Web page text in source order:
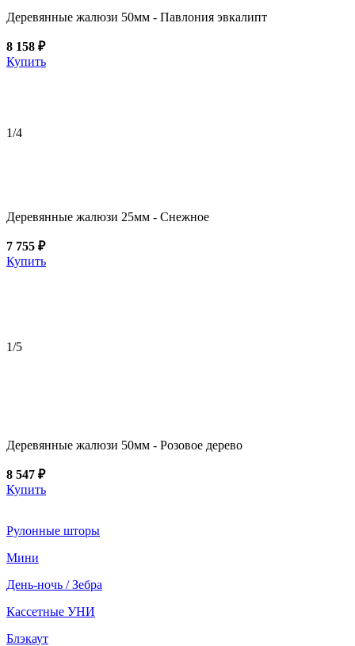
Деревянные жалюзи 50мм - Павлония эвкалипт
8 158 ₽
Купить
1/4
Деревянные жалюзи 25мм - Снежное
7 755 ₽
Купить
1/5
Деревянные жалюзи 50мм - Розовое дерево
8 547 ₽
Купить
Рулонные шторы
Мини
День-ночь / Зебра
Кассетные УНИ
Блэкаут